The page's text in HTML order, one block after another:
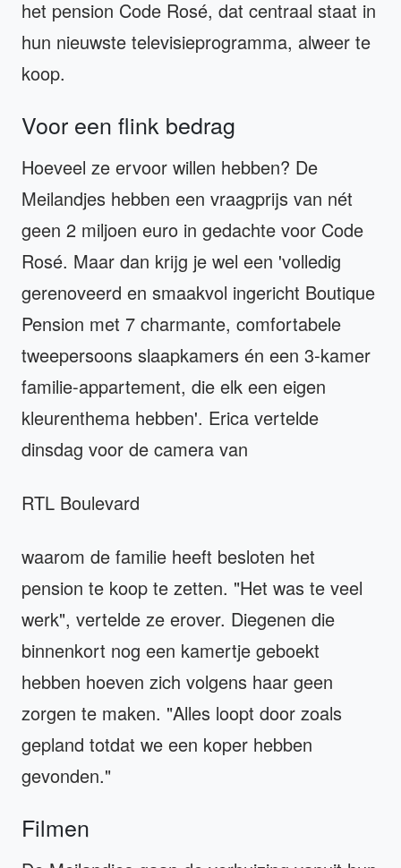
het pension Code Rosé, dat centraal staat in
hun nieuwste televisieprogramma, alweer te
koop.
Voor een flink bedrag
Hoeveel ze ervoor willen hebben? De
Meilandjes hebben een vraagprijs van nét
geen 2 miljoen euro in gedachte voor Code
Rosé. Maar dan krijg je wel een 'volledig
gerenoveerd en smaakvol ingericht Boutique
Pension met 7 charmante, comfortabele
tweepersoons slaapkamers én een 3-kamer
familie-appartement, die elk een eigen
kleurenthema hebben'. Erica vertelde
dinsdag voor de camera van
RTL Boulevard
waarom de familie heeft besloten het
pension te koop te zetten. "Het was te veel
werk", vertelde ze erover. Diegenen die
binnenkort nog een kamertje geboekt
hebben hoeven zich volgens haar geen
zorgen te maken. "Alles loopt door zoals
gepland totdat we een koper hebben
gevonden."
Filmen